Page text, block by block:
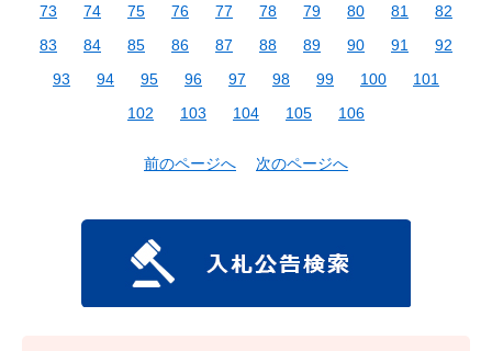
73
74 75 76 77 78 79 80 81
82
83
84 85 86 87 88 89 90 91
92
93
94 95 96 97 98 99 100
101
102
103 104 105 106
前のページへ 次のページへ